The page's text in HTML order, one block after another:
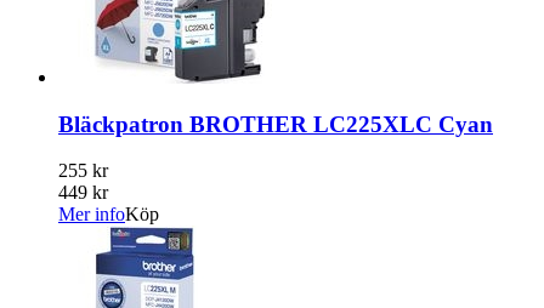
Bläckpatron BROTHER LC225XLC Cyan
255 kr
449 kr
Mer infoKöp